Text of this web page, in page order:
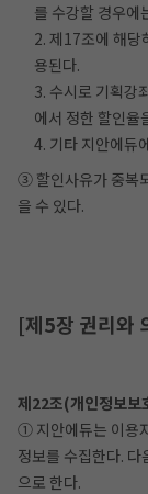
를 수강할 경우에
2. 제17조에 해당
용된다.
3. 수시로 기획강
에서 정한 할인율
4. 기타 지안에듀
③ 할인사유가 중복
을 수 있다.
[제5장 권리와
제22조(개인정보보
① 지안에듀는 이용
정보를 수집한다.
으로 한다.